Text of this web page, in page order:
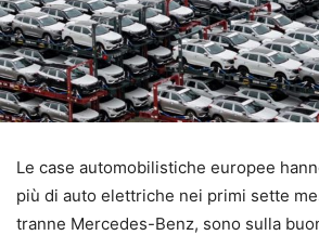
Le case automobilistiche europee
più di auto elettriche nei primi sette
tranne Mercedes-Benz, sono sulla